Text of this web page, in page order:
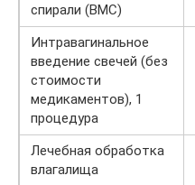
спирали (ВМС)
Интравагинальное
введение свечей (без
стоимости
медикаментов), 1
процедура
Лечебная обработка
влагалища